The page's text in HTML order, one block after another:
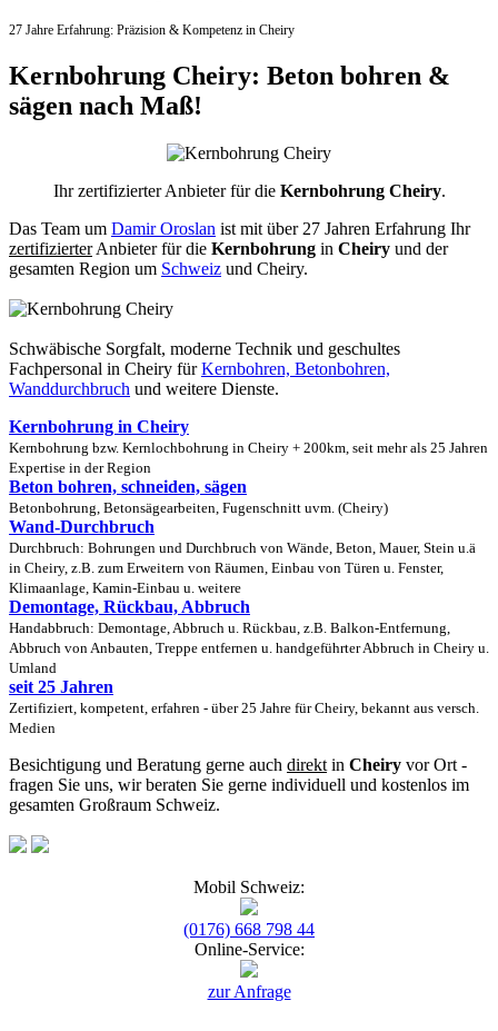
27 Jahre Erfahrung: Präzision & Kompetenz in Cheiry
Kernbohrung Cheiry: Beton bohren &
sägen nach Maß!
Ihr zertifizierter Anbieter für die Kernbohrung Cheiry.
Das Team um Damir Oroslan ist mit über 27 Jahren Erfahrung Ihr
zertifizierterAnbieter für die Kernbohrung in Cheiry und der
gesamten Region um Schweiz und Cheiry.
Schwäbische Sorgfalt, moderne Technik und geschultes
Fachpersonal in Cheiry fürKernbohren, Betonbohren,
Wanddurchbruch und weitere Dienste.
Kernbohrung in Cheiry
Kernbohrung bzw. Kernlochbohrung in Cheiry + 200km, seit mehr als 25 Jahren
Expertise in der Region
Beton bohren, schneiden, sägen
Betonbohrung, Betonsägearbeiten, Fugenschnitt uvm. (Cheiry)
Wand-Durchbruch
Durchbruch: Bohrungen und Durchbruch von Wände, Beton, Mauer, Stein u.ä
in Cheiry, z.B. zum Erweitern von Räumen, Einbau von Türen u. Fenster,
Klimaanlage, Kamin-Einbau u. weitere
Demontage, Rückbau, Abbruch
Handabbruch: Demontage, Abbruch u. Rückbau, z.B. Balkon-Entfernung,
Abbruch von Anbauten, Treppe entfernen u. handgeführter Abbruch in Cheiry u.
Umland
seit 25 Jahren
Zertifiziert, kompetent, erfahren - über 25 Jahre für Cheiry, bekannt aus versch.
Medien
Besichtigung und Beratung gerne auch direkt in Cheiry vor Ort -
fragen Sie uns, wir beraten Sie gerne individuell und kostenlos im
gesamten Großraum Schweiz.
Mobil Schweiz:
(0176) 668 798 44
Online-Service:
zur Anfrage